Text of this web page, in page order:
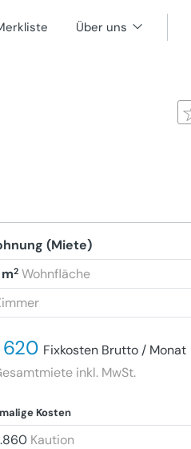
Über uns
(Miete)
2 Wohnfläche
Fixkosten Brutto / Monat
inkl. MwSt.
Kosten
Kaution